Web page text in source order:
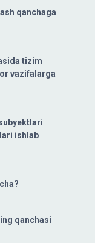
qanchaga
tizim
vazifalarga
ishlab
qanchasi